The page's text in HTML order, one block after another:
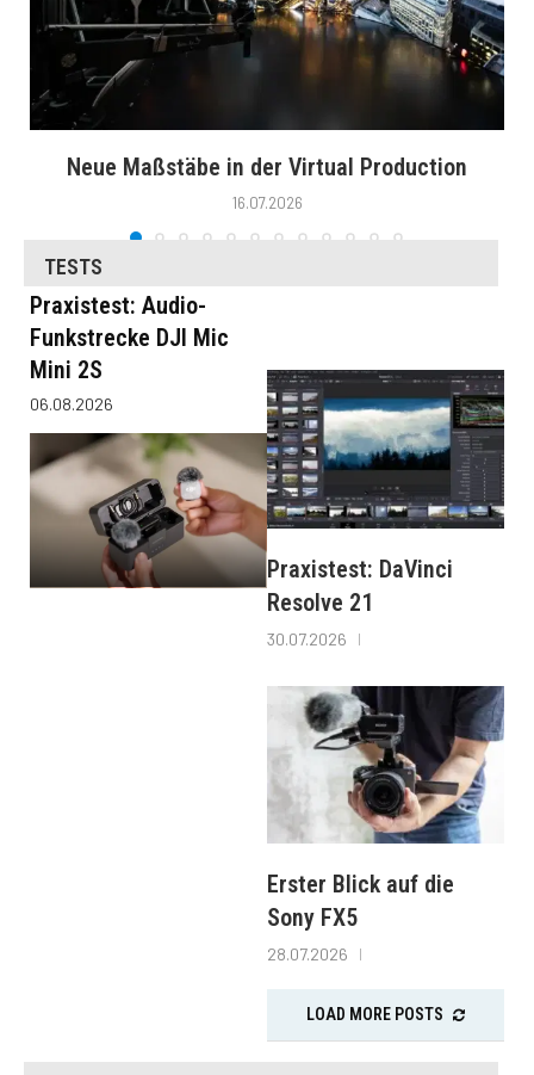
Neue Maßstäbe in der Virtual Production
16.07.2026
TESTS
Praxistest: Audio-
Funkstrecke DJI Mic
Mini 2S
06.08.2026
Praxistest: DaVinci
Resolve 21
30.07.2026
Erster Blick auf die
Sony FX5
28.07.2026
LOAD MORE POSTS